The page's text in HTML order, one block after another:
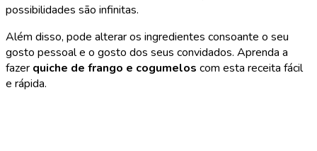
possibilidades são infinitas.
Além disso, pode alterar os ingredientes consoante o seu
gosto pessoal e o gosto dos seus convidados. Aprenda a
fazer quiche de frango e cogumelos com esta receita fácil
e rápida.